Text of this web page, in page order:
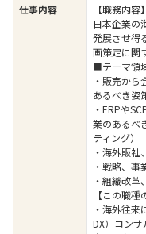
仕事内容
【職務内容】
日本企業の
発展させ得
画策定に関
■テーマ領
・販売から
あるべき姿
・ERPや
業のあるべ
ティング）
・海外販社
・戦略、事
・組織改革
【この職種
・海外往来
DX）コン